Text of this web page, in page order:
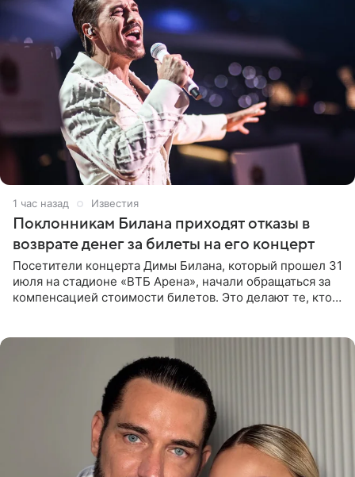
1 час назад Известия
Поклонникам Билана приходят отказы в
возврате денег за билеты на его концерт
Посетители концерта Димы Билана, который прошел 31
июля на стадионе «ВТБ Арена», начали обращаться за
компенсацией стоимости билетов. Это делают те, кто